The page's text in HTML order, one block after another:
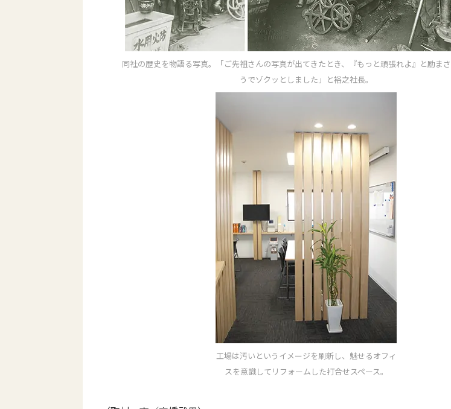
同社の歴史を物語る写真。「ご先祖さんの写真が出てきたとき、『もっと頑張れよ』と励ま
うでゾクッとしました」と裕之社長。
工場は汚いというイメージを刷新し、魅せるオフィ
スを意識してリフォームした打合せスペース。